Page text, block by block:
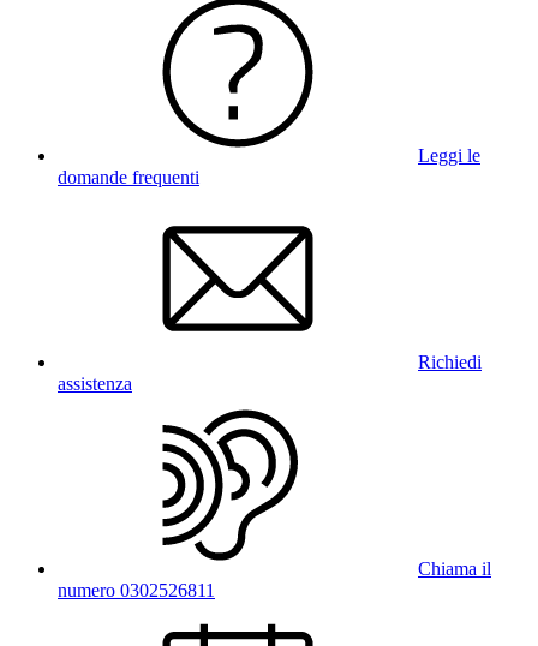
Leggi le
domande frequenti
Richiedi
assistenza
Chiama il
numero 0302526811